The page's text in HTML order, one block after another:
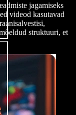
jagamiseks
videod kasutavad
struktuuri, et